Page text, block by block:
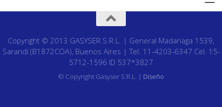
Copyright © 2013 GASYSER S.R.L. | General Madariaga 1539,
Sarandí (B1872COA), Buenos Aires | Tel. 11-4203-6347 Cel. 15-
5712-1596 ID 537*3827
© Copyright Gasyser S.R.L. | Diseño